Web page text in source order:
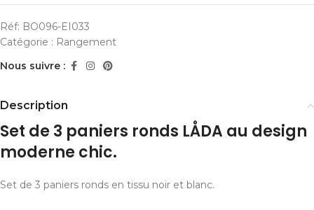
Réf: BO096-EI033
Catégorie : Rangement
Nous suivre :
Description
Set de 3 paniers ronds LÅDA au design
moderne chic.
Set de 3 paniers ronds en tissu noir et blanc.